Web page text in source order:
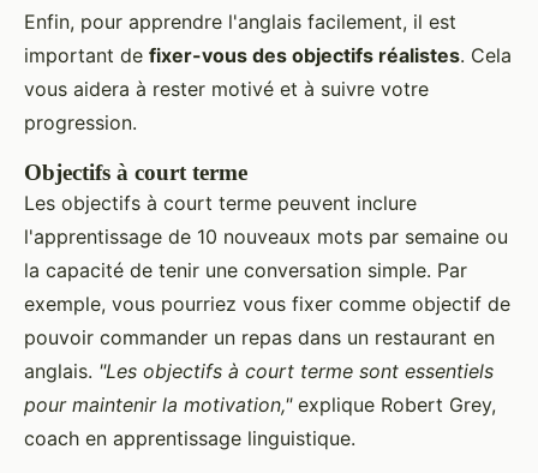
Enfin, pour apprendre l'anglais facilement, il est
important de fixer-vous des objectifs réalistes. Cela
vous aidera à rester motivé et à suivre votre
progression.
Objectifs à court terme
Les objectifs à court terme peuvent inclure
l'apprentissage de 10 nouveaux mots par semaine ou
la capacité de tenir une conversation simple. Par
exemple, vous pourriez vous fixer comme objectif de
pouvoir commander un repas dans un restaurant en
anglais. "Les objectifs à court terme sont essentiels
pour maintenir la motivation,"explique Robert Grey,
coach en apprentissage linguistique.